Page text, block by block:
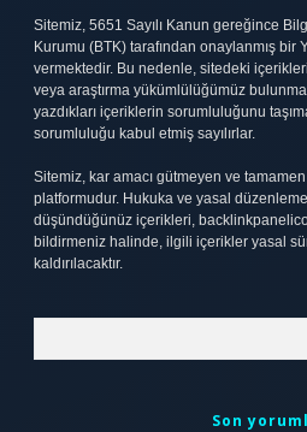
Sitemiz, 5651 Sayılı Kanun gereğince
Kurumu (BTK) tarafından onaylanmış bir
vermektedir. Bu nedenle, sitedeki
veya araştırma yükümlülüğümüz
yazdıkları içeriklerin sorumluluğunu
sorumluluğu kabul etmiş sayılırlar.
Sitemiz, kar amacı gütmeyen ve
platformudur. Hukuka ve yasal
düşündüğünüz içerikleri,
bildirmeniz halinde, ilgili içerikler yasal
kaldırılacaktır.
Son